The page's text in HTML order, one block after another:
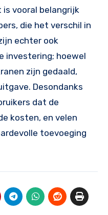
vooral belangrijk
die het verschil in
echter ook
investering; hoewel
zijn gedaald,
Desondanks
dat de
kosten, en velen
toevoeging